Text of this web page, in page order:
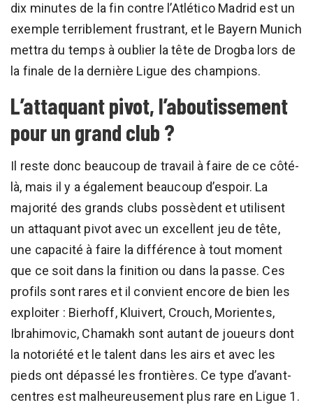
dix minutes de la fin contre l’Atlético Madrid est un
exemple terriblement frustrant, et le Bayern Munich
mettra du temps à oublier la tête de Drogba lors de
la finale de la dernière Ligue des champions.
L’attaquant pivot, l’aboutissement
pour un grand club ?
Il reste donc beaucoup de travail à faire de ce côté-
là, mais il y a également beaucoup d’espoir. La
majorité des grands clubs possèdent et utilisent
un attaquant pivot avec un excellent jeu de tête,
une capacité à faire la différence à tout moment
que ce soit dans la finition ou dans la passe. Ces
profils sont rares et il convient encore de bien les
exploiter : Bierhoff, Kluivert, Crouch, Morientes,
Ibrahimovic, Chamakh sont autant de joueurs dont
la notoriété et le talent dans les airs et avec les
pieds ont dépassé les frontières. Ce type d’avant-
centres est malheureusement plus rare en Ligue 1.